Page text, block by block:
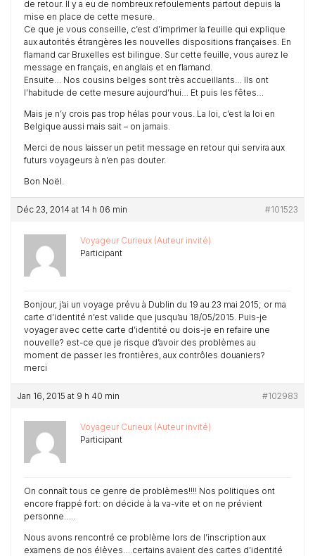
de retour. Il y a eu de nombreux refoulements partout depuis la
mise en place de cette mesure.
Ce que je vous conseille, c’est d’imprimer la feuille qui explique
aux autorités étrangères les nouvelles dispositions françaises. En
flamand car Bruxelles est bilingue. Sur cette feuille, vous aurez le
message en français, en anglais et en flamand.
Ensuite… Nos cousins belges sont très accueillants… Ils ont
l’habitude de cette mesure aujourd’hui… Et puis les fêtes…
Mais je n’y crois pas trop hélas pour vous. La loi, c’est la loi en
Belgique aussi mais sait – on jamais.
Merci de nous laisser un petit message en retour qui servira aux
futurs voyageurs à n’en pas douter.
Bon Noël.
Déc 23, 2014 at 14 h 06 min #101523
Voyageur Curieux (Auteur invité)
Participant
Bonjour, j’ai un voyage prévu à Dublin du 19 au 23 mai 2015; or ma
carte d’identité n’est valide que jusqu’au 18/05/2015. Puis-je
voyager avec cette carte d’identité ou dois-je en refaire une
nouvelle? est-ce que je risque d’avoir des problèmes au
moment de passer les frontières, aux contrôles douaniers?
merci
Jan 16, 2015 at 9 h 40 min #102983
Voyageur Curieux (Auteur invité)
Participant
On connaît tous ce genre de problèmes!!!! Nos politiques ont
encore frappé fort: on décide à la va-vite et on ne prévient
personne…..
Nous avons rencontré ce problème lors de l’inscription aux
examens de nos élèves….certains avaient des cartes d’identité